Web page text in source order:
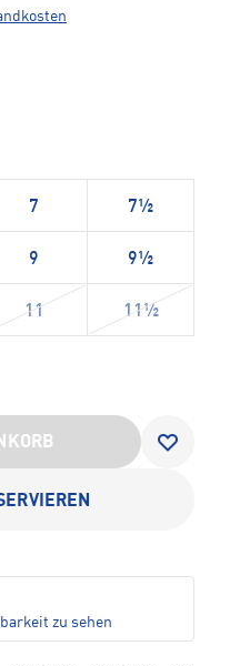
7 7½
9 9½
11 11½
zu sehen